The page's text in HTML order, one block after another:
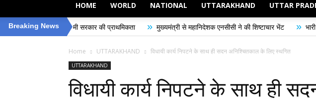
HOME WORLD NATIONAL UTTARAKHAND UTTAR
Breaking News
धामी सरकार की प्राथमिकता » मुख्यमंत्री से महानिदेशक एनसीसी ने की शिष्टाचार भेंट » भारी से बहुत भारी वर्षा
Home UTTARAKHAND विधायी कार्य निपटने के साथ ही सदन अनिश्चितकाल के लिए स्थगित
UTTARAKHAND
विधायी कार्य निपटने के साथ ही